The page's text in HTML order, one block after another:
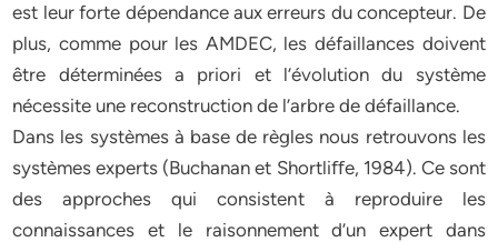
est leur forte dépendance aux erreurs du concepteur. De
plus, comme pour les AMDEC, les défaillances doivent
être déterminées a priori et l’évolution du système
nécessite une reconstruction de l’arbre de défaillance.
Dans les systèmes à base de règles nous retrouvons les
systèmes experts (Buchanan et Shortliﬀe, 1984). Ce sont
des approches qui consistent à reproduire les
connaissances et le raisonnement d’un expert dans